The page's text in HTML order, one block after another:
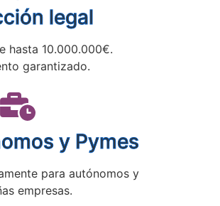
legal
hasta 10.000.000€.
garantizado.
y Pymes
para autónomos y
empresas.